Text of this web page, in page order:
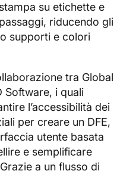
su etichette e
riducendo gli
supporti e colori
tra Global
Software, i quali
l’accessibilità dei
per creare un DFE,
utente basata
e semplificare
a un flusso di